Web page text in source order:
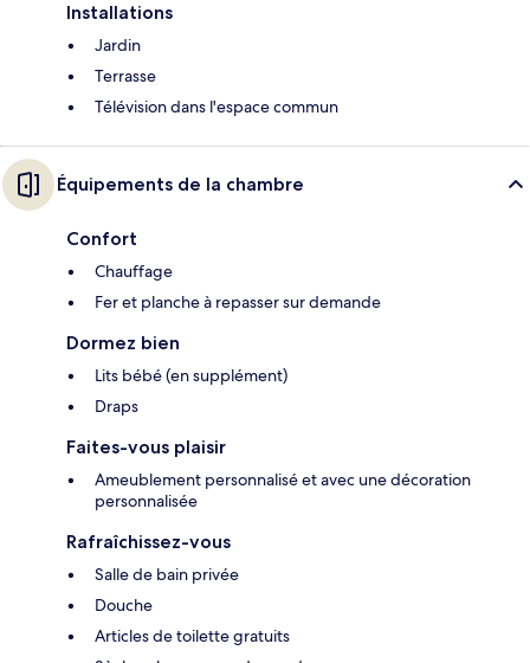
Installations
Jardin
Terrasse
Télévision dans l'espace commun
Équipements de la chambre
Confort
Chauffage
Fer et planche à repasser sur demande
Dormez bien
Lits bébé (en supplément)
Draps
Faites-vous plaisir
Ameublement personnalisé et avec une décoration
personnalisée
Rafraîchissez-vous
Salle de bain privée
Douche
Articles de toilette gratuits